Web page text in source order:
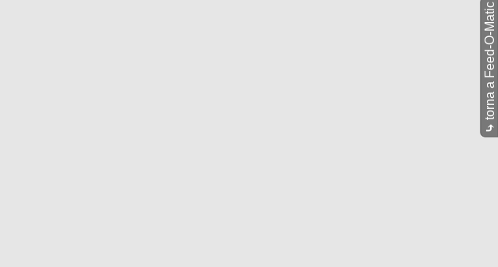
⤷
torna a Feed-O-Matic